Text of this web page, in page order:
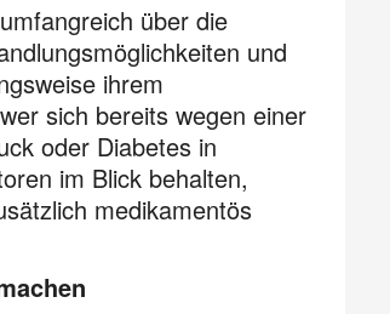
über die
und
ihrem
sich bereits wegen einer
oder Diabetes in
im Blick behalten,
medikamentös